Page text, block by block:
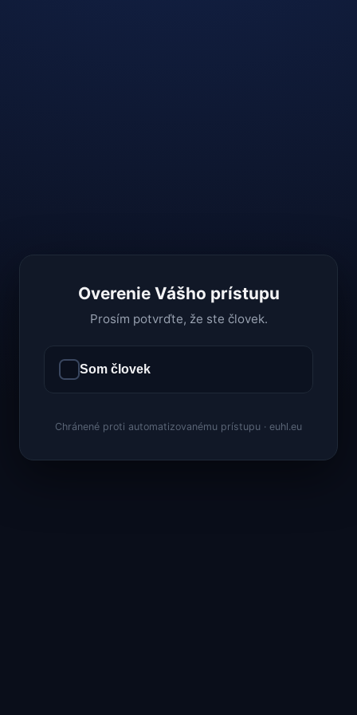
Overenie Vášho prístupu
Prosím potvrďte, že ste človek.
Som človek
Chránené proti automatizovanému prístupu · euhl.eu